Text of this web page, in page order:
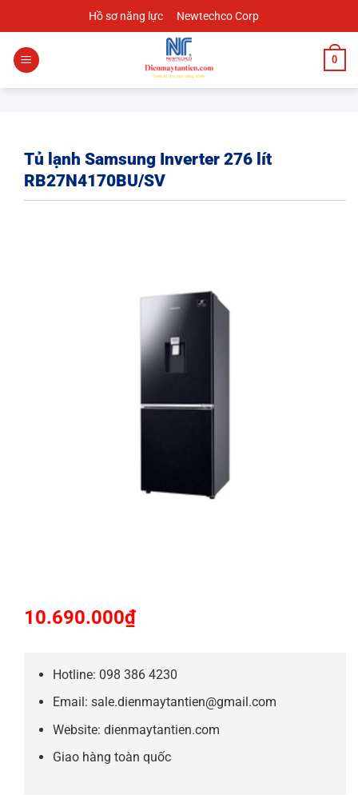
đến
nội
dung
Hồ sơ năng lực Newtechco Corp
0
Tủ lạnh Samsung Inverter 276 lít
RB27N4170BU/SV
10.690.000₫
Hotline: 098 386 4230
Email: sale.dienmaytantien@gmail.com
Website: dienmaytantien.com
Giao hàng toàn quốc